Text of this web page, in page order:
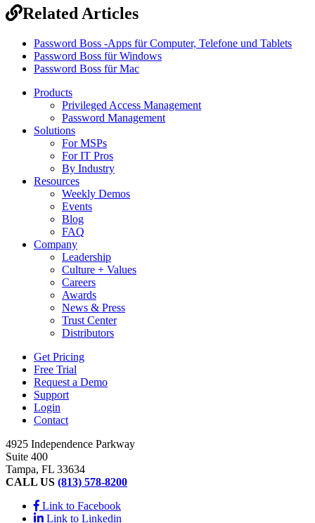
Related Articles
Password Boss -Apps für Computer, Telefone und Tablets
Password Boss für Windows
Password Boss für Mac
Products
Privileged Access Management
Password Management
Solutions
For MSPs
For IT Pros
By Industry
Resources
Weekly Demos
Events
Blog
FAQ
Company
Leadership
Culture + Values
Careers
Awards
News & Press
Trust Center
Distributors
Get Pricing
Free Trial
Request a Demo
Support
Login
Contact
4925 Independence Parkway
Suite 400
Tampa, FL 33634
CALL US (813) 578-8200
Link to Facebook
Link to Linkedin